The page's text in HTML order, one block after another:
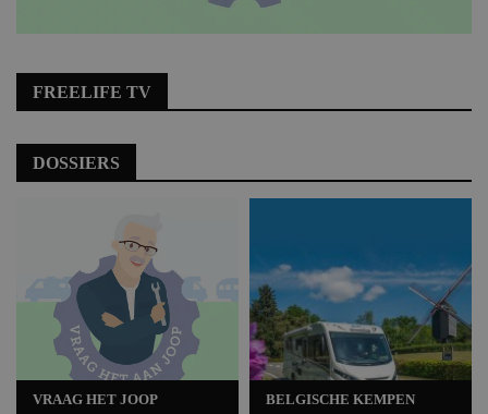
FREELIFE TV
DOSSIERS
VRAAG HET JOOP BELGISCHE KEMPEN